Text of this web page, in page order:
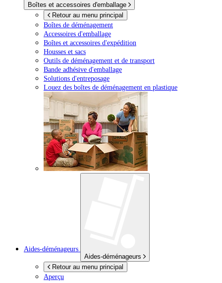
Boîtes et accessoires d'emballage
Retour au menu principal
Boîtes de déménagement
Accessoires d'emballage
Boîtes et accessoires d'expédition
Housses et sacs
Outils de déménagement et de transport
Bande adhésive d'emballage
Solutions d'entreposage
Louez des boîtes de déménagement en plastique
Aides-déménageurs
Aides-déménageurs
Retour au menu principal
Aperçu